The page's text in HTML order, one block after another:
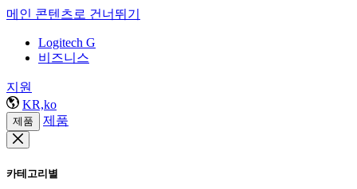
메인 콘텐츠로 건너뛰기
Logitech G
비즈니스
지원
KR,ko
제품 제품
카테고리별